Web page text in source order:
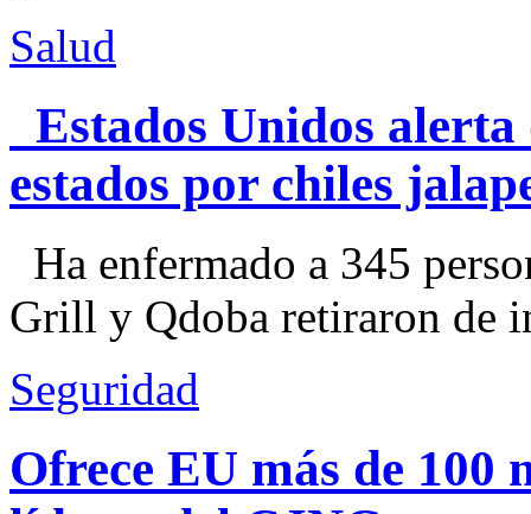
Salud
Estados Unidos alerta
estados por chiles
Ha enfermado a 345
Grill y Qdoba retiraron de
Seguridad
Ofrece EU más de 100